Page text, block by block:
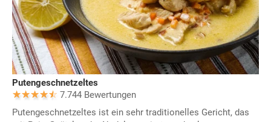
Putengeschnetzeltes
7.744 Bewertungen
Putengeschnetzeltes ist ein sehr traditionelles Gericht, das